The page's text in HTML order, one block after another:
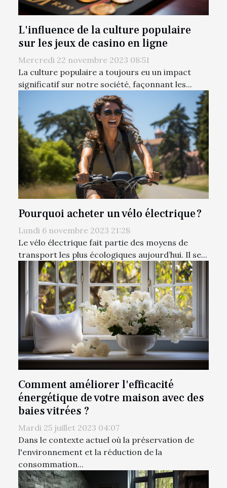
L'influence de la culture populaire
sur les jeux de casino en ligne
Mercredi 22 novembre 2023 08:51
La culture populaire a toujours eu un impact
significatif sur notre société, façonnant les...
Pourquoi acheter un vélo électrique ?
Lundi 6 novembre 2023 21:28
Le vélo électrique fait partie des moyens de
transport les plus écologiques aujourd’hui. Il se...
Comment améliorer l'efficacité
énergétique de votre maison avec des
baies vitrées ?
Mardi 25 juillet 2023 04:07
Dans le contexte actuel où la préservation de
l'environnement et la réduction de la
consommation...